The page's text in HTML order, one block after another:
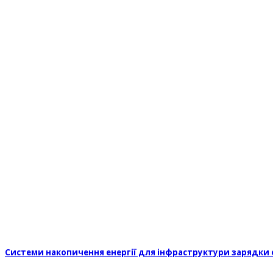
Системи накопичення енергії для інфраструктури зарядки